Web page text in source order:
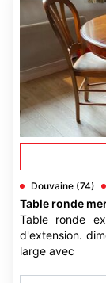
Douvaine (74)
Table ronde
Table ronde
d'extension.
large avec